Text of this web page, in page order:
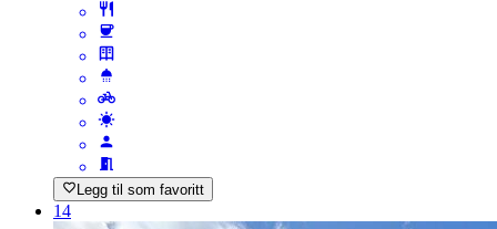
Legg til som favoritt
14